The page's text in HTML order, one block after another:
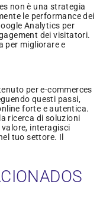
non è una strategia
le performance dei
Analytics per
dei visitatori.
per migliorare e
per e-commerces
questi passi,
forte e autentica.
ricerca di soluzioni
interagisci
tuo settore. Il